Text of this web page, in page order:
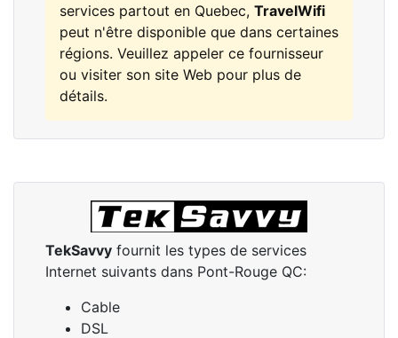
services partout en Quebec, TravelWifi
peut n'être disponible que dans certaines
régions. Veuillez appeler ce fournisseur
ou visiter son site Web pour plus de
détails.
TekSavvy fournit les types de services
Internet suivants dans Pont-Rouge QC:
Cable
DSL